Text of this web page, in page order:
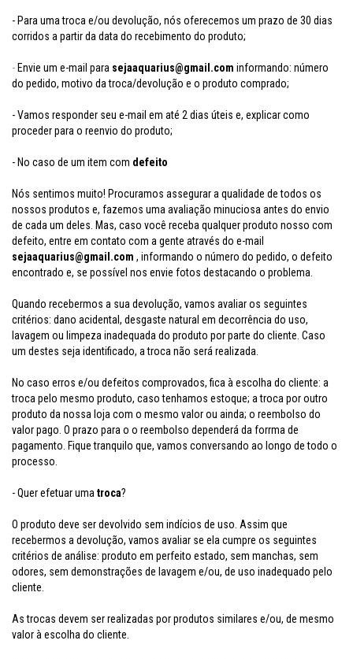
- Para uma troca e/ou devolução, nós oferecemos um prazo de 30 dias
corridos a partir da data do recebimento do produto;
- Envie um e-mail para sejaaquarius@gmail.com informando: número
do pedido, motivo da troca/devolução e o produto comprado;
- Vamos responder seu e-mail em até 2 dias úteis e, explicar como
proceder para o reenvio do produto;
- No caso de um item com defeito
Nós sentimos muito! Procuramos assegurar a qualidade de todos os
nossos produtos e, fazemos uma avaliação minuciosa antes do envio
de cada um deles. Mas, caso você receba qualquer produto nosso com
defeito, entre em contato com a gente através do e-mail
sejaaquarius@gmail.com , informando o número do pedido, o defeito
encontrado e, se possível nos envie fotos destacando o problema.
Quando recebermos a sua devolução, vamos avaliar os seguintes
critérios: dano acidental, desgaste natural em decorrência do uso,
lavagem ou limpeza inadequada do produto por parte do cliente. Caso
um destes seja identificado, a troca não será realizada.
No caso erros e/ou defeitos comprovados, fica à escolha do cliente: a
troca pelo mesmo produto, caso tenhamos estoque; a troca por outro
produto da nossa loja com o mesmo valor ou ainda; o reembolso do
valor pago. O prazo para o o reembolso dependerá da forrma de
pagamento. Fique tranquilo que, vamos conversando ao longo de todo o
processo.
- Quer efetuar uma troca?
O produto deve ser devolvido sem indícios de uso. Assim que
recebermos a devolução, vamos avaliar se ela cumpre os seguintes
critérios de análise: produto em perfeito estado, sem manchas, sem
odores, sem demonstrações de lavagem e/ou, de uso inadequado pelo
cliente.
As trocas devem ser realizadas por produtos similares e/ou, de mesmo
valor à escolha do cliente.